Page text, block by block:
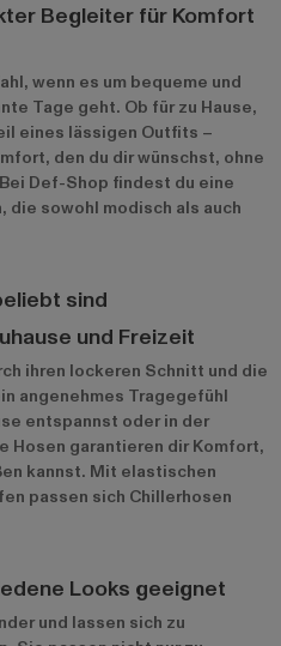
Begleiter für Komfort
wenn es um bequeme und
Tage geht. Ob für zu Hause,
eines lässigen Outfits –
den du dir wünschst, ohne
Def-Shop findest du eine
die sowohl modisch als auch
sind
und Freizeit
ihren lockeren Schnitt und die
angenehmes Tragegefühl
entspannst oder in der
Hosen garantieren dir Komfort,
kannst. Mit elastischen
passen sich Chillerhosen
Looks geeignet
und lassen sich zu